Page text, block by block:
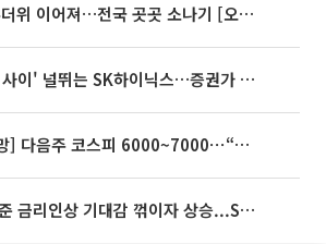
35도 안팎 무더위 이어져…전국 곳곳 소나기 [오늘 날씨]
'불안과 기대 사이' 널뛰는 SK하이닉스…증권가 "HBM4·LTA 기반 펀터멘털 견고"
[주간증시전망] 다음주 코스피 6000~7000⋯“外人 수급은 정책이 변수”
뉴욕증시, 연준 금리인상 기대감 꺾이자 상승...S&P500 사상 최고치 [종합]